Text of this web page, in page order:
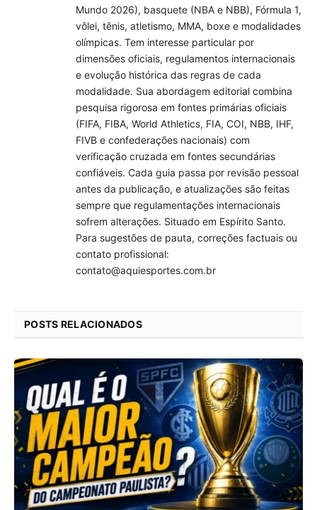
Mundo 2026), basquete (NBA e NBB), Fórmula 1,
vôlei, tênis, atletismo, MMA, boxe e modalidades
olímpicas. Tem interesse particular por
dimensões oficiais, regulamentos internacionais
e evolução histórica das regras de cada
modalidade. Sua abordagem editorial combina
pesquisa rigorosa em fontes primárias oficiais
(FIFA, FIBA, World Athletics, FIA, COI, NBB, IHF,
FIVB e confederações nacionais) com
verificação cruzada em fontes secundárias
confiáveis. Cada guia passa por revisão pessoal
antes da publicação, e atualizações são feitas
sempre que regulamentações internacionais
sofrem alterações. Situado em Espírito Santo.
Para sugestões de pauta, correções factuais ou
contato profissional:
contato@aquiesportes.com.br
POSTS RELACIONADOS